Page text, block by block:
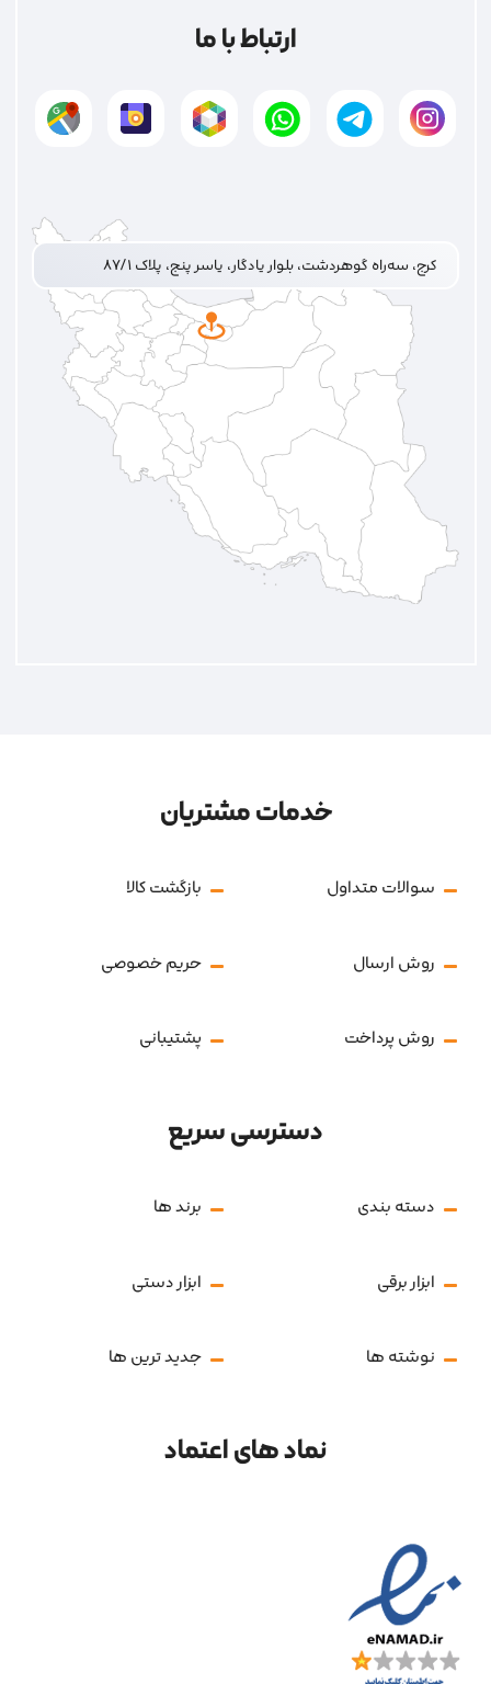
ارتباط با ما
کرج، سه‌راه گوهردشت، بلوار یادگار، یاسر پنج، پلاک ۸۷/۱
خدمات مشتریان
سوالات متداول بازگشت کالا
روش ارسال حریم خصوصی
روش پرداخت پشتیبانی
دسترسی سریع
دسته بندی برند ها
ابزار برقی ابزار دستی
نوشته ها جدید ترین ها
نماد های اعتماد